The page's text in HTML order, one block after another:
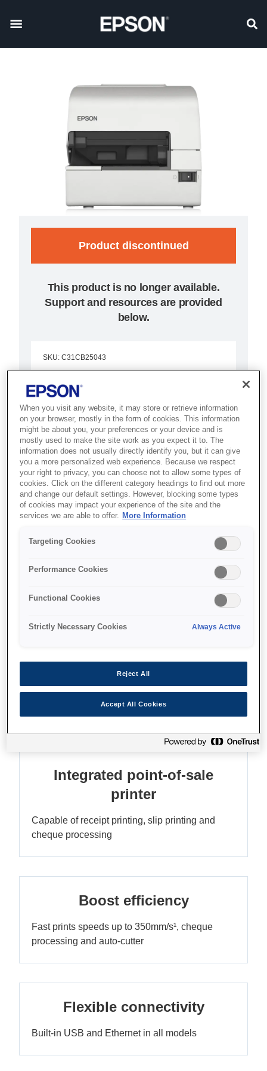
Product discontinued
This product is no longer available.
Support and resources are provided
below.
SKU: C31CB25043
TM-H6000IV (043):
Serial, w/o PS, ECW,
E/P
Best for banking and retail
counters that need receipt, slip,
validation and cheque processing
in one device.
Print receipts and slips
Integrated point-of-sale
printer
Capable of receipt printing, slip printing and
cheque processing
Boost efficiency
Fast prints speeds up to 350mm/s¹, cheque
processing and auto-cutter
Flexible connectivity
Built-in USB and Ethernet in all models
When you visit any website, it may store or retrieve information
on your browser, mostly in the form of cookies. This information
might be about you, your preferences or your device and is
mostly used to make the site work as you expect it to. The
information does not usually directly identify you, but it can give
you a more personalized web experience. Because we respect
your right to privacy, you can choose not to allow some types of
cookies. Click on the different category headings to find out more
and change our default settings. However, blocking some types
of cookies may impact your experience of the site and the
services we are able to offer. More Information
Targeting Cookies
Performance Cookies
Functional Cookies
Strictly Necessary Cookies Always Active
Reject All
Accept All Cookies